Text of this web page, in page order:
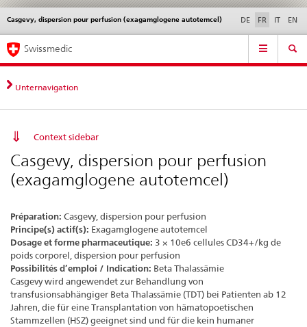
Navigation
directe:
actualités,
bases
contact
Actualités & Mises à
normes
Contact | Support &
aide
Casgevy, dispersion pour perfusion (exagamglogene autotemcel) DE FR IT EN
Service
Navigation
Swissmedic
Unternavigation
Context sidebar
Casgevy, dispersion pour perfusion
(exagamglogene autotemcel)
Préparation: Casgevy, dispersion pour perfusion
Principe(s) actif(s): Exagamglogene autotemcel
Dosage et forme pharmaceutique: 3 × 10e6 cellules CD34+/kg de
poids corporel, dispersion pour perfusion
Possibilités d’emploi / Indication: Beta Thalassämie
Casgevy wird angewendet zur Behandlung von
transfusionsabhängiger Beta Thalassämie (TDT) bei Patienten ab 12
Jahren, die für eine Transplantation von hämatopoetischen
Stammzellen (HSZ) geeignet sind und für die kein humaner